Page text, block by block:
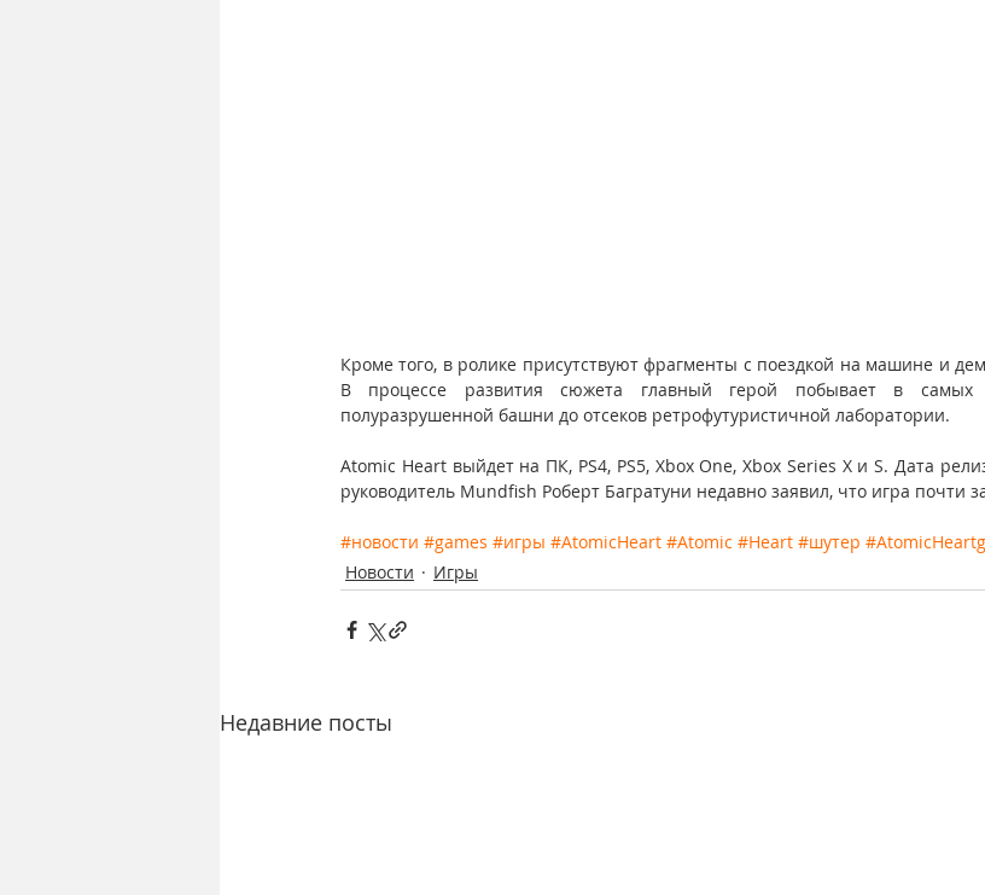
Кроме того, в ролике присутствуют фрагменты с поездкой на машине и
В процессе развития сюжета главный герой побывает в самых
полуразрушенной башни до отсеков ретрофутуристичной лаборатории.
Atomic Heart выйдет на ПК, PS4, PS5, Xbox One, Xbox Series X и S. Дата
руководитель Mundfish Роберт Багратуни недавно заявил, что игра почти
#новости #games #игры #AtomicHeart #Atomic #Heart #шутер
Новости
Игры
Недавние посты